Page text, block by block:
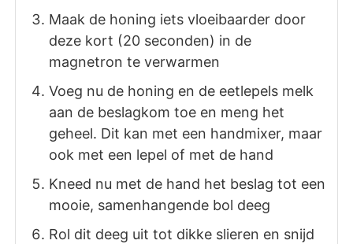
Maak de honing iets vloeibaarder door
deze kort (20 seconden) in de
magnetron te verwarmen
Voeg nu de honing en de eetlepels melk
aan de beslagkom toe en meng het
geheel. Dit kan met een handmixer, maar
ook met een lepel of met de hand
Kneed nu met de hand het beslag tot een
mooie, samenhangende bol deeg
Rol dit deeg uit tot dikke slieren en snijd